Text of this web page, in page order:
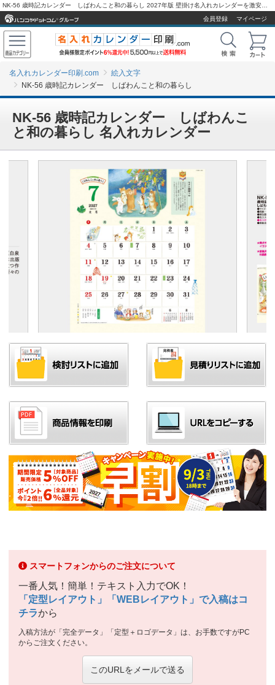
会員登録
マイページ
名入れカレンダー印刷.com
絵入文字
NK-56 歳時記カレンダー しばわんこと和の暮らし
NK-56 歳時記カレンダー しばわんこ
と和の暮らし 名入れカレンダー
スマートフォンからのご注文について
一番人気！簡単！テキスト入力でOK！
「定型レイアウト」「WEBレイアウト」で入稿はコ
チラから
入稿方法が「完全データ」「定型＋ロゴデータ」は、お手数ですがPC
からご注文ください。
このURLをメールで送る